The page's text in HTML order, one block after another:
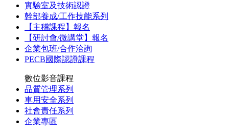
實驗室及技術認證
幹部養成/工作技能系列
【主稽課程】報名
【研討會/微講堂】報名
企業包班/合作洽詢
PECB國際認證課程
數位影音課程
品質管理系列
車用安全系列
社會責任系列
企業專區